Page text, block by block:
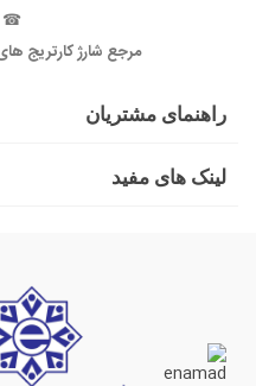
راهنمای مشتریان
لینک های مفید
☎
مرجع شارژ کارتریج های لیزری :